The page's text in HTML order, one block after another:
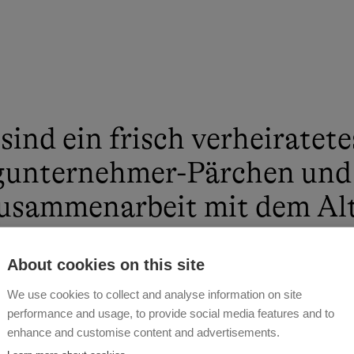
ein frisch
Pärchen
mit dem
und seiner Frau
Betrieb
in den Tiroler
About cookies on this site
We use cookies to collect and analyse information on site
performance and usage, to provide social media features and to
enhance and customise content and advertisements.